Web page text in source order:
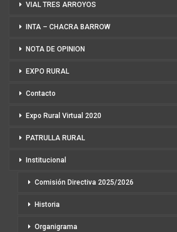
VIAL TRES ARROYOS
INTA – CHACRA BARROW
NOTA DE OPINION
EXPO RURAL
Contacto
Expo Rural Virtual 2020
PATRULLA RURAL
Institucional
Comisión Directiva 2025/2026
Historia
Organigrama